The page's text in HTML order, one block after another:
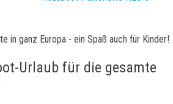
Urlaub für die gesamte